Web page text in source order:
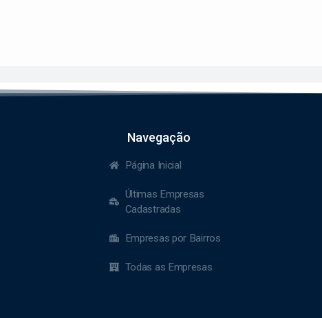
Navegação
Página Inicial
Últimas Empresas
Cadastradas
Empresas por Bairros
Todas as Empresas